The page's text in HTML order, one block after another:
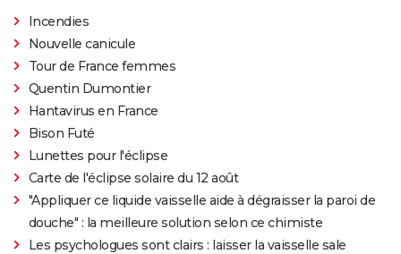
Incendies
Nouvelle canicule
Tour de France femmes
Quentin Dumontier
Hantavirus en France
Bison Futé
Lunettes pour l'éclipse
Carte de l'éclipse solaire du 12 août
"Appliquer ce liquide vaisselle aide à dégraisser la paroi de
douche" : la meilleure solution selon ce chimiste
Les psychologues sont clairs : laisser la vaisselle sale